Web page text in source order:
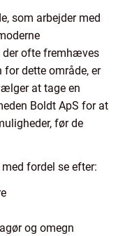
som arbejder med
der ofte fremhæves
dette område, er
at tage en
Boldt ApS for at
før de
fordel se efter:
og omegn